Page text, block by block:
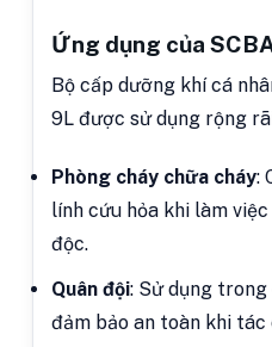
Ứng dụng của
Bộ cấp dưỡng khí cá
9L được sử dụng rộng
Phòng cháy chữa cháy:
lính cứu hỏa khi làm
độc.
Quân đội: Sử dụng
đảm bảo an toàn khi tác